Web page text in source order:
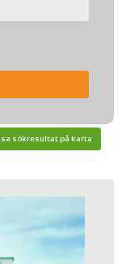
sökresultat på karta